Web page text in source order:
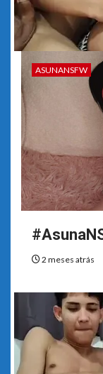
ASUNANSFW
2 meses atrás